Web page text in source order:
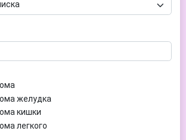
желудка
кишки
легкого